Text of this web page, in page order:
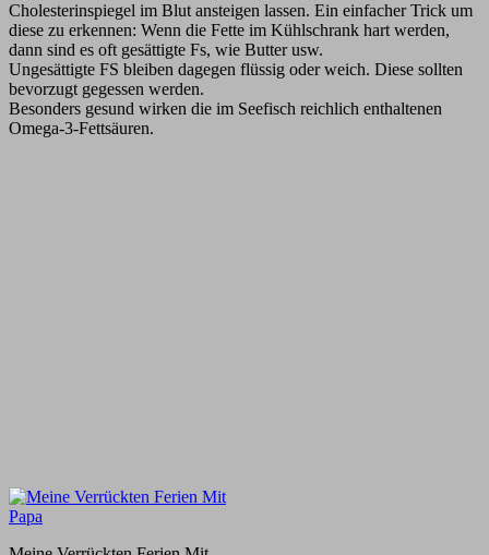
Cholesterinspiegel im Blut ansteigen lassen. Ein einfacher Trick um
diese zu erkennen: Wenn die Fette im Kühlschrank hart werden,
dann sind es oft gesättigte Fs, wie Butter usw.
Ungesättigte FS bleiben dagegen flüssig oder weich. Diese sollten
bevorzugt gegessen werden.
Besonders gesund wirken die im Seefisch reichlich enthaltenen
Omega-3-Fettsäuren.